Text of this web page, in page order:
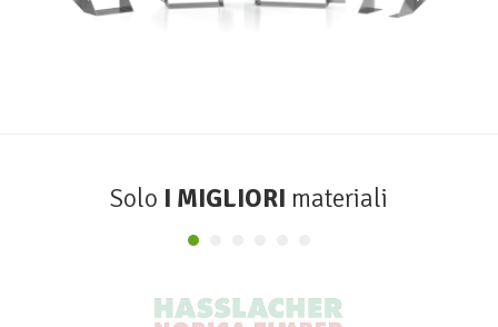
Solo I MIGLIORI materiali